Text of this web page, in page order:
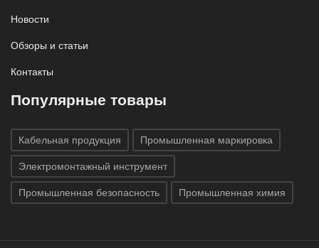
Новости
Обзоры и статьи
Контакты
Популярные товары
Кабельная продукция Промышленная маркировка
Электромонтажный инструмент
Промышленная безопасность Промышленная химия